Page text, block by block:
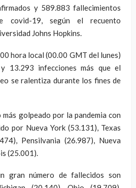
y 589.883 fallecimientos
covid-19, según el recuento
Johns Hopkins.
hora local (00.00 GMT del lunes)
13.293 infecciones más que el
se ralentiza durante los fines de
golpeado por la pandemia con
por Nueva York (53.131), Texas
Pensilvania (26.987), Nueva
(25.001).
gran número de fallecidos son